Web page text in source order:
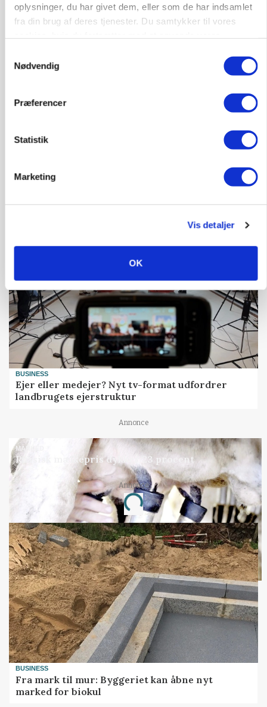
oplysninger, du har givet dem, eller som de har indsamlet
fra din brug af deres tjenester. Du samtykker til vores
Nødvendig
Præferencer
Statistik
Marketing
Vis detaljer
OK
Prisgab på 20 kroner pr. kg vokser: Polsk kylling
BUSINESS
Ejer eller medejer? Nyt tv-format udfordrer
landbrugets ejerstruktur
Annonce
MARKED
Russisk mælkepris dykker 23 procent
Annonce
Loading...
BUSINESS
Fra mark til mur: Byggeriet kan åbne nyt
marked for biokul